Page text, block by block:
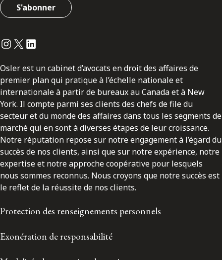
S'abonner
Instagram
Twitter
LinkedIn
Osler est un cabinet d’avocats en droit des affaires de
premier plan qui pratique à l’échelle nationale et
internationale à partir de bureaux au Canada et à New
York. Il compte parmi ses clients des chefs de file du
secteur et du monde des affaires dans tous les segments de
marché qui en sont à diverses étapes de leur croissance.
Notre réputation repose sur notre engagement à l’égard du
succès de nos clients, ainsi que sur notre expérience, notre
expertise et notre approche coopérative pour lesquels
nous sommes reconnus. Nous croyons que notre succès est
le reflet de la réussite de nos clients.
Protection des renseignements personnels
Exonération de responsabilité